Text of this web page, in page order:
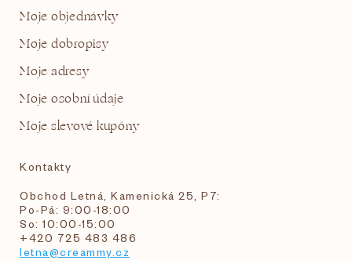
Moje objednávky
Moje dobropisy
Moje adresy
Moje osobní údaje
Moje slevové kupóny
Kontakty
Obchod Letná, Kamenická 25, P7:
Po-Pá: 9:00-18:00
So: 10:00-15:00
+420 725 483 486
letna@creammy.cz